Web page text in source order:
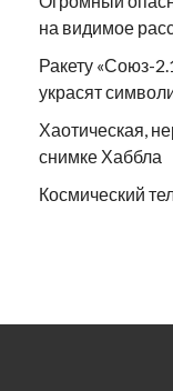
на видимое
Ракету «Союз-
украсят
Хаотическая,
снимке Хаббла
Космический